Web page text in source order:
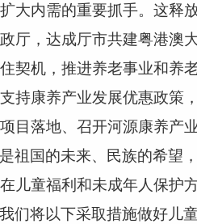
大内需的重要抓手。这释
厅，达成厅市共建粤港澳
契机，推进养老事业和养
持康养产业发展优惠政策
目落地、召开河源康养产
祖国的未来、民族的希望
儿童福利和未成年人保护
们将以下采取措施做好儿